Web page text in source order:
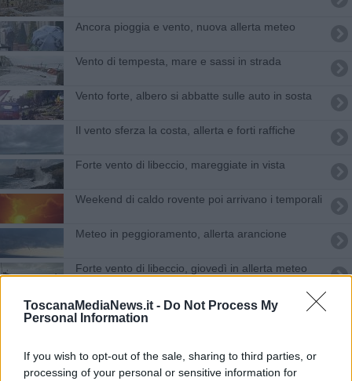
ToscanaMediaNews.it - Do Not Process My
Personal Information
If you wish to opt-out of the sale, sharing to third parties, or
processing of your personal or sensitive information for
Ancora pioggia e vento, nuova allerta meteo
Vento di tempesta, mare e sassi in strada
Vento forte, albero si abbatte sulle auto in sosta
Il vento sferza la costa, allerta e forti raffiche
Forte vento di libeccio, mareggiate in vista
Weekend di caldo rovente poi arrivano i temporali
Meteo in peggioramento, allerta arancione
Forte vento di libeccio, giovedì in allerta meteo
Vento e mareggiate in arrivo, nuova allerta meteo
Nel dopo Pasquetta ancora temporali e neve